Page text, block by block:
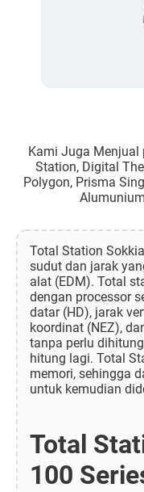
Kami Juga Menjual
Station, Digital
Polygon, Prisma
Total Station
sudut dan jarak
alat (EDM). Total
dengan processor
datar (HD), jarak
koordinat (NEZ),
tanpa perlu
hitung lagi. Total
memori, sehingga
untuk kemudian
Total
100